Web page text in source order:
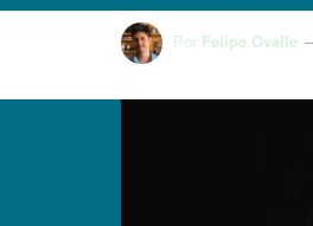
Por Felipe Ovalle